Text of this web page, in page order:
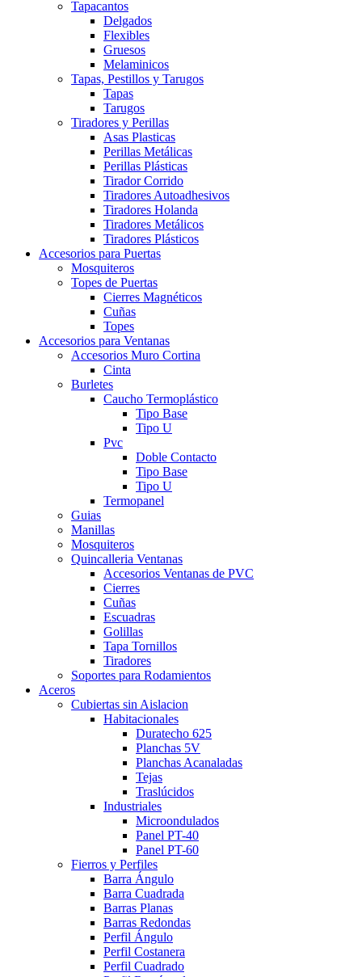
Tapacantos
Delgados
Flexibles
Gruesos
Melaminicos
Tapas, Pestillos y Tarugos
Tapas
Tarugos
Tiradores y Perillas
Asas Plasticas
Perillas Metálicas
Perillas Plásticas
Tirador Corrido
Tiradores Autoadhesivos
Tiradores Holanda
Tiradores Metálicos
Tiradores Plásticos
Accesorios para Puertas
Mosquiteros
Topes de Puertas
Cierres Magnéticos
Cuñas
Topes
Accesorios para Ventanas
Accesorios Muro Cortina
Cinta
Burletes
Caucho Termoplástico
Tipo Base
Tipo U
Pvc
Doble Contacto
Tipo Base
Tipo U
Termopanel
Guias
Manillas
Mosquiteros
Quincalleria Ventanas
Accesorios Ventanas de PVC
Cierres
Cuñas
Escuadras
Golillas
Tapa Tornillos
Tiradores
Soportes para Rodamientos
Aceros
Cubiertas sin Aislacion
Habitacionales
Duratecho 625
Planchas 5V
Planchas Acanaladas
Tejas
Traslúcidos
Industriales
Microondulados
Panel PT-40
Panel PT-60
Fierros y Perfiles
Barra Ángulo
Barra Cuadrada
Barras Planas
Barras Redondas
Perfil Ángulo
Perfil Costanera
Perfil Cuadrado